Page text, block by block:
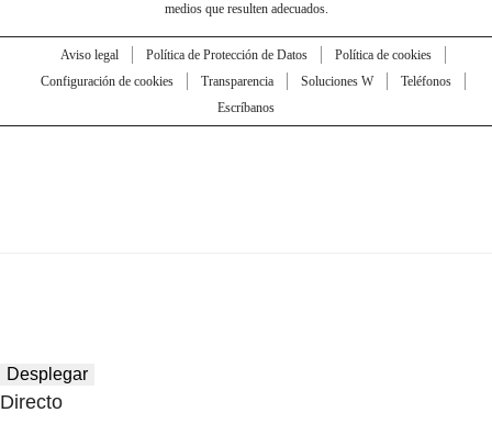
medios que resulten adecuados.
Aviso legal Política de Protección de Datos
Política de cookies
Configuración de cookies
Transparencia Soluciones W
Teléfonos
Escríbanos
Desplegar
Directo